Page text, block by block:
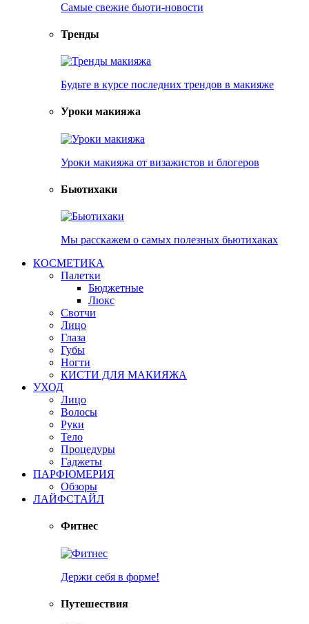
Самые свежие бьюти-новости
Тренды
Будьте в курсе последних трендов в макияже
Уроки макияжа
Уроки макияжа от визажистов и блогеров
Бьютихаки
Мы расскажем о самых полезных бьютихаках
КОСМЕТИКА
Палетки
Бюджетные
Люкс
Свотчи
Лицо
Глаза
Губы
Ногти
КИСТИ ДЛЯ МАКИЯЖА
УХОД
Лицо
Волосы
Руки
Тело
Процедуры
Гаджеты
ПАРФЮМЕРИЯ
Обзоры
ЛАЙФСТАЙЛ
Фитнес
Держи себя в форме!
Путешествия